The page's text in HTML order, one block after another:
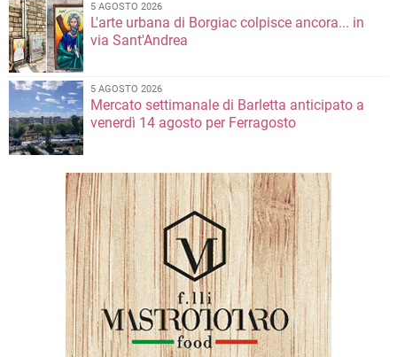
5 AGOSTO 2026
L'arte urbana di Borgiac colpisce ancora... in
via Sant'Andrea
5 AGOSTO 2026
Mercato settimanale di Barletta anticipato a
venerdì 14 agosto per Ferragosto